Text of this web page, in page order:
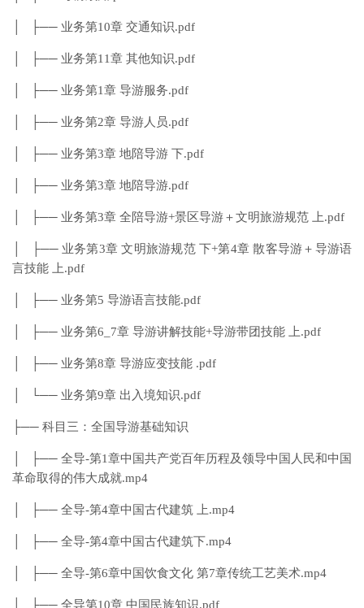
│ ├── 业务第10章 交通知识.pdf
│ ├── 业务第11章 其他知识.pdf
│ ├── 业务第1章 导游服务.pdf
│ ├── 业务第2章 导游人员.pdf
│ ├── 业务第3章 地陪导游 下.pdf
│ ├── 业务第3章 地陪导游.pdf
│ ├── 业务第3章 全陪导游+景区导游＋文明旅游规范 上.pdf
│ ├── 业务第3章 文明旅游规范 下+第4章 散客导游＋导游语
言技能 上.pdf
│ ├── 业务第5 导游语言技能.pdf
│ ├── 业务第6_7章 导游讲解技能+导游带团技能 上.pdf
│ ├── 业务第8章 导游应变技能 .pdf
│ └── 业务第9章 出入境知识.pdf
├── 科目三：全国导游基础知识
│ ├── 全导-第1章中国共产党百年历程及领导中国人民和中国
革命取得的伟大成就.mp4
│ ├── 全导-第4章中国古代建筑 上.mp4
│ ├── 全导-第4章中国古代建筑下.mp4
│ ├── 全导-第6章中国饮食文化 第7章传统工艺美术.mp4
│ ├── 全导第10章 中国民族知识.pdf